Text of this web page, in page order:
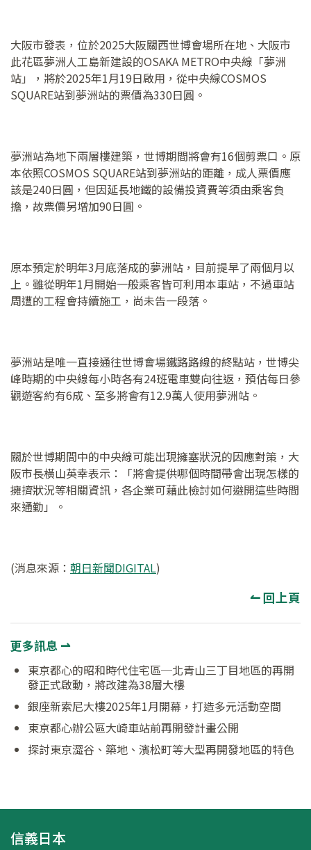
大阪市發表，位於2025大阪關西世博會場所在地、大阪市
此花區夢洲人工島新建設的OSAKA METRO中央線「夢洲
站」，將於2025年1月19日啟用，從中央線COSMOS
SQUARE站到夢洲站的票價為330日圓。
夢洲站為地下兩層樓建築，世博期間將會有16個剪票口。原
本依照COSMOS SQUARE站到夢洲站的距離，成人票價應
該是240日圓，但因延長地鐵的設備投資費等須由乘客負
擔，故票價另增加90日圓。
原本預定於明年3月底落成的夢洲站，目前提早了兩個月以
上。雖從明年1月開始一般乘客皆可利用本車站，不過車站
周遭的工程會持續施工，尚未告一段落。
夢洲站是唯一直接通往世博會場鐵路路線的終點站，世博尖
峰時期的中央線每小時各有24班電車雙向往返，預估每日參
觀遊客約有6成、至多將會有12.9萬人使用夢洲站。
關於世博期間中的中央線可能出現擁塞狀況的因應對策，大
阪市長橫山英幸表示：「將會提供哪個時間帶會出現怎樣的
擁擠狀況等相關資訊，各企業可藉此檢討如何避開這些時間
來通勤」。
(消息來源： 朝日新聞DIGITAL)
↼ 回上頁
更多訊息 ⇀
東京都心的昭和時代住宅區─北青山三丁目地區的再開
發正式啟動，將改建為38層大樓
銀座新索尼大樓2025年1月開幕，打造多元活動空間
東京都心辦公區大崎車站前再開發計畫公開
探討東京澀谷、築地、濱松町等大型再開發地區的特色
信義日本